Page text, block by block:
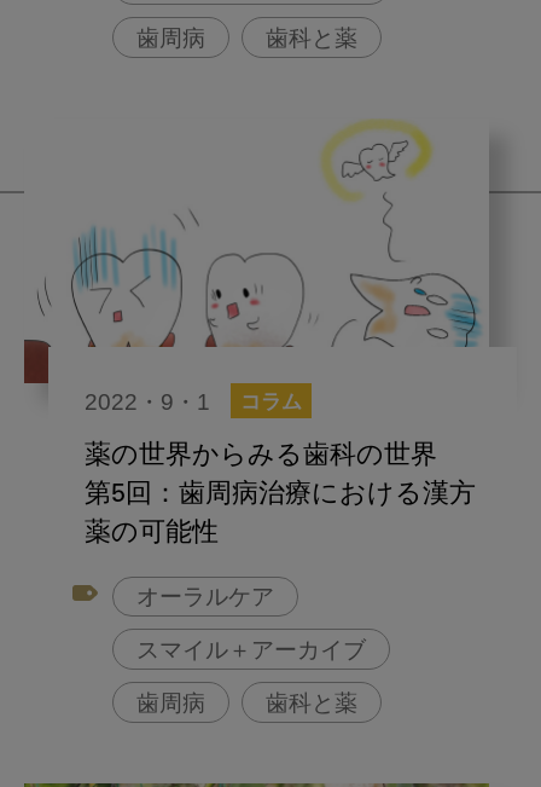
歯周病 歯科と薬
2022・9・1 コラム
薬の世界からみる歯科の世界
第5回：歯周病治療における漢方
薬の可能性
オーラルケア
スマイル＋アーカイブ
歯周病 歯科と薬